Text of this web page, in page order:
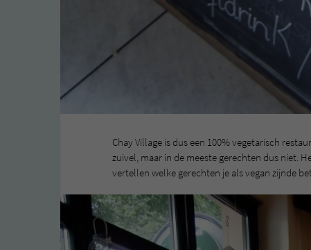
Chay Village is dus een 100% vegetarisch
zuivel, maar in de meeste gerechten dus niet.
vertellen welke gerechten je als vegan zijnde